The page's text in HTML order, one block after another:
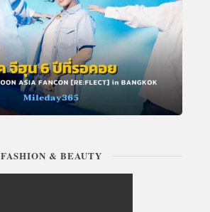
FASHION & BEAUTY